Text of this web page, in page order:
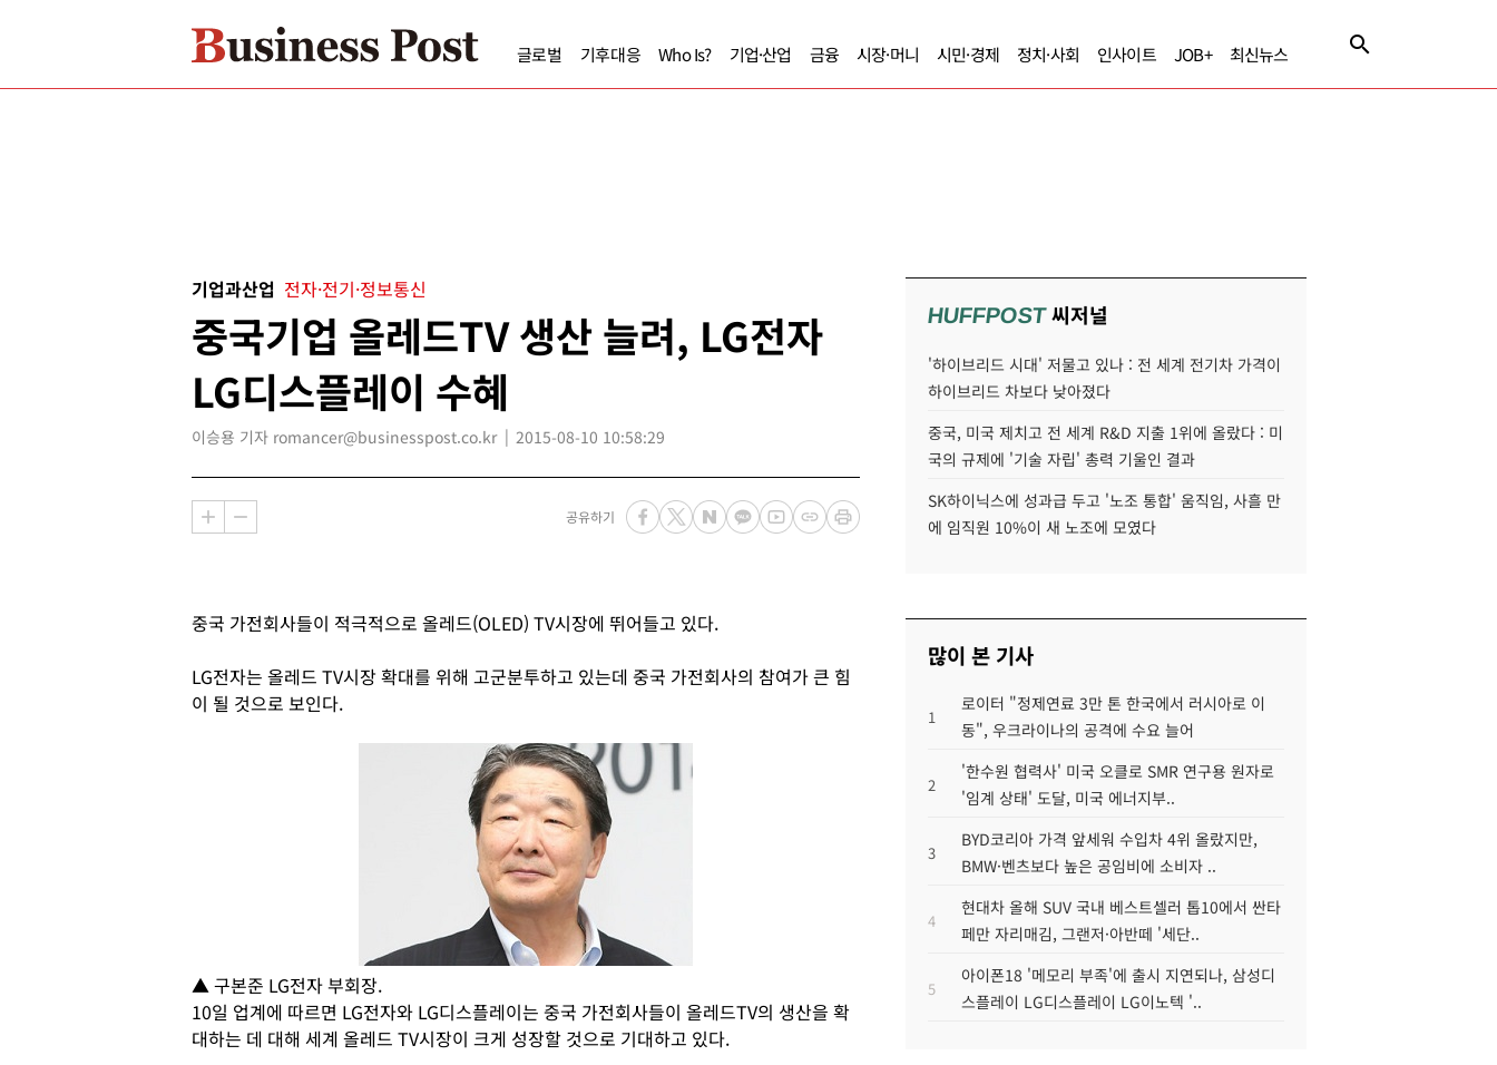
글로벌 기후대응 Who Is? 기업·산업 금융 시장·머니 시민·경제 정치·사회 인사이트 JOB+ 최신뉴스
기업과산업 전자·전기·정보통신
중국기업 올레드TV 생산 늘려, LG전자
LG디스플레이 수혜
이승용 기자 romancer@businesspost.co.kr 2015-08-10 10:58:29
공유하기
중국 가전회사들이 적극적으로 올레드(OLED) TV시장에 뛰어들고 있다.
LG전자는 올레드 TV시장 확대를 위해 고군분투하고 있는데 중국 가전회사의 참여가 큰 힘
이 될 것으로 보인다.
▲ 구본준 LG전자 부회장.
10일 업계에 따르면 LG전자와 LG디스플레이는 중국 가전회사들이 올레드TV의 생산을 확
대하는 데 대해 세계 올레드 TV시장이 크게 성장할 것으로 기대하고 있다.
HUFFPOST씨저널
'하이브리드 시대' 저물고 있나 : 전 세계 전기차 가격이
하이브리드 차보다 낮아졌다
중국, 미국 제치고 전 세계 R&D 지출 1위에 올랐다 : 미
국의 규제에 '기술 자립' 총력 기울인 결과
SK하이닉스에 성과급 두고 '노조 통합' 움직임, 사흘 만
에 임직원 10%이 새 노조에 모였다
많이 본 기사
1
로이터 "정제연료 3만 톤 한국에서 러시아로 이
동", 우크라이나의 공격에 수요 늘어
2
'한수원 협력사' 미국 오클로 SMR 연구용 원자로
'임계 상태' 도달, 미국 에너지부..
3
BYD코리아 가격 앞세워 수입차 4위 올랐지만,
BMW·벤츠보다 높은 공임비에 소비자 ..
4
현대차 올해 SUV 국내 베스트셀러 톱10에서 싼타
페만 자리매김, 그랜저·아반떼 '세단..
5
아이폰18 '메모리 부족'에 출시 지연되나, 삼성디
스플레이 LG디스플레이 LG이노텍 '..